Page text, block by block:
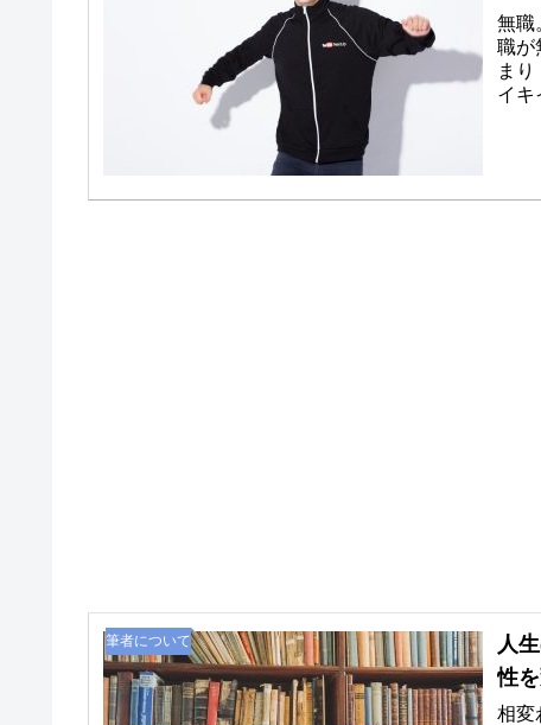
無職
職が
ま
イキ
筆者について
人
性
相変